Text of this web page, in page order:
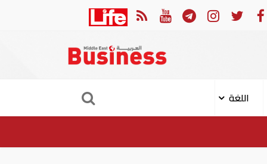
إصابة 11 مدنيا في هجوم حوثي على نجران
اللغة